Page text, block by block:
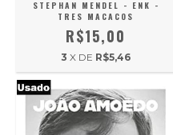
STEPHAN MENDEL - ENK -
TRES MACACOS
R$15,00
3 X DE R$5,46